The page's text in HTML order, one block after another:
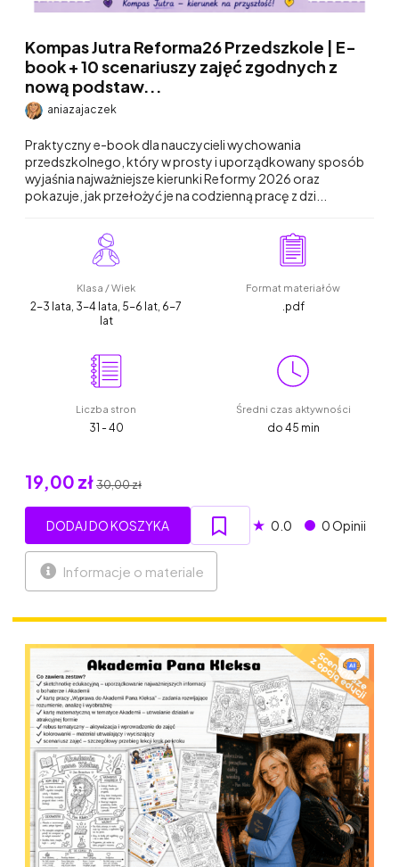
Kompas Jutra Reforma26 Przedszkole | E-
book + 10 scenariuszy zajęć zgodnych z
nową podstaw...
aniazajaczek
Praktyczny e-book dla nauczycieli wychowania
przedszkolnego, który w prosty i uporządkowany sposób
wyjaśnia najważniejsze kierunki Reformy 2026 oraz
pokazuje, jak przełożyć je na codzienną pracę z dzi...
Klasa / Wiek
2-3 lata, 3-4 lata, 5-6 lat, 6-7
lat
Format materiałów
.pdf
Liczba stron
31 - 40
Średni czas aktywności
do 45 min
19,00 zł 30,00 zł
DODAJ DO KOSZYKA ★ 0.0 0 Opinii
Informacje o materiale